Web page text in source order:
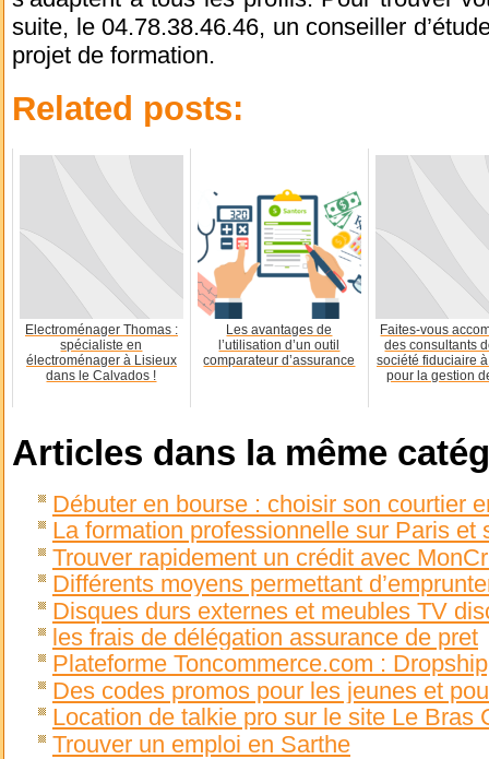
suite, le 04.78.38.46.46, un conseiller
projet de formation.
Related posts:
Electroménager Thomas :
spécialiste en
électroménager à Lisieux
dans le Calvados !
Les avantages de
l’utilisation d’un outil
comparateur d’assurance
Faites-vous
des consultants
société fiduciaire
pour la gestion
Articles dans la même
Débuter en bourse : choisir son courtier
La formation professionnelle sur Paris et
Trouver rapidement un crédit avec
Différents moyens permettant
Disques durs externes et meubles TV
les frais de délégation assurance de pret
Plateforme Toncommerce.com :
Des codes promos pour les jeunes et
Location de talkie pro sur le site Le Bras
Trouver un emploi en Sarthe